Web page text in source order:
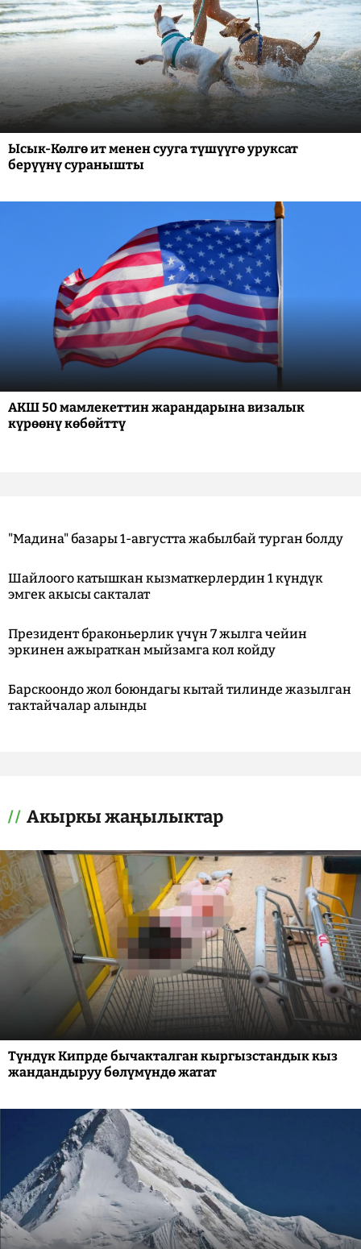
Ысык-Көлгө ит менен сууга түшүүгө уруксат
берүүнү суранышты
АКШ 50 мамлекеттин жарандарына визалык
күрөөнү көбөйттү
"Мадина" базары 1-августта жабылбай турган болду
Шайлоого катышкан кызматкерлердин 1 күндүк
эмгек акысы сакталат
Президент браконьерлик үчүн 7 жылга чейин
эркинен ажыраткан мыйзамга кол койду
Барскоондо жол боюндагы кытай тилинде жазылган
тактайчалар алынды
Акыркы жаңылыктар
Түндүк Кипрде бычакталган кыргызстандык кыз
жандандыруу бөлүмүндө жатат